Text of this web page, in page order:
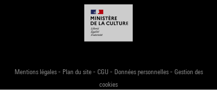
n°34, mai-août 2019, p. 34-35
Mentions légales- Plan du site- CGU - Données personnelles- Gestion des
cookies